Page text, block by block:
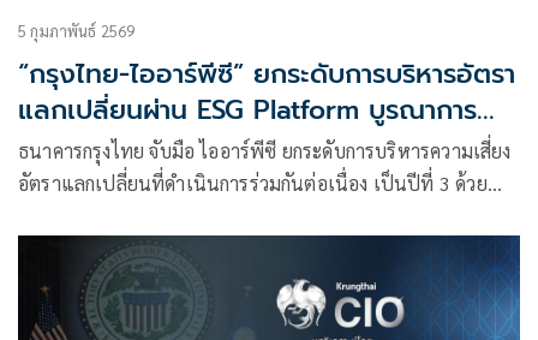
5 กุมภาพันธ์ 2569
“กรุงไทย-ไออาร์พีซี” ยกระดับการบริหารอัตรา
แลกเปลี่ยนผ่าน ESG Platform บูรณาการ
ข้อมูล ด้านสิ่งแวดล้อม สังคม และธรรมาภิ
บาล ตอบโจทย์ธุรกิจเติบโตอย่างยั่งยืน
ธนาคารกรุงไทย จับมือ ไออาร์พีซี ยกระดับการบริหารความเสี่ยง
อัตราแลกเปลี่ยนที่ดำเนินการร่วมกันต่อเนื่อง เป็นปีที่ 3 ด้วย